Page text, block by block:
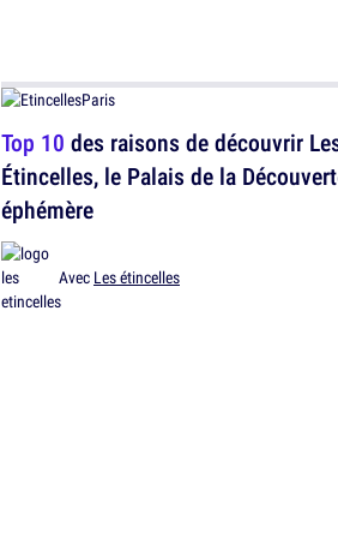
Top 10 des raisons de découvrir
Étincelles, le Palais de la
éphémère
Avec Les étincelles